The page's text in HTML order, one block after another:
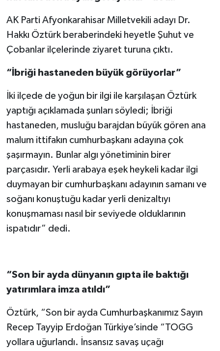
AK Parti Afyonkarahisar Milletvekili adayı Dr.
Hakkı Öztürk beraberindeki heyetle Şuhut ve
Çobanlar ilçelerinde ziyaret turuna çıktı.
“İbriği hastaneden büyük görüyorlar”
İki ilçede de yoğun bir ilgi ile karşılaşan Öztürk
yaptığı açıklamada şunları söyledi; İbriği
hastaneden, musluğu barajdan büyük gören ana
malum ittifakın cumhurbaşkanı adayına çok
şaşırmayın. Bunlar algı yönetiminin birer
parçasıdır. Yerli arabaya eşek heykeli kadar ilgi
duymayan bir cumhurbaşkanı adayının samanı ve
soğanı konuştuğu kadar yerli denizaltıyı
konuşmaması nasıl bir seviyede olduklarının
ispatıdır” dedi.
“Son bir ayda dünyanın gıpta ile baktığı
yatırımlara imza atıldı”
Öztürk, “Son bir ayda Cumhurbaşkanımız Sayın
Recep Tayyip Erdoğan Türkiye’sinde “TOGG
yollara uğurlandı. İnsansız savaş uçağı